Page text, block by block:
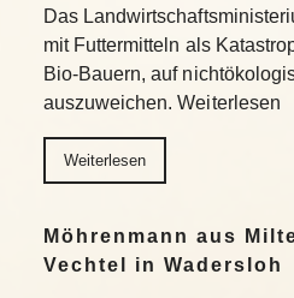
Das
mit Futtermitteln als
Bio-Bauern, auf
auszuweichen. Weiterlesen
Weiterlesen
Möhrenmann aus
Vechtel in Wadersloh